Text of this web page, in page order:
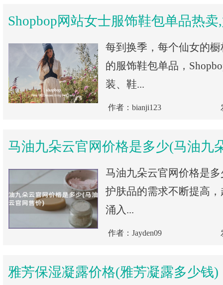
Shopbop网站女士服饰鞋包单品热
每到换季，每个仙女的
的服饰鞋包单品，
装、鞋...
作者：bianji123
马油九朵云官网价格是多少(马油九
马油九朵云官网价格是
护肤品的需求不断提高
涌入...
作者：Jayden09
雅芳保湿凝露价格(雅芳凝露多少钱)